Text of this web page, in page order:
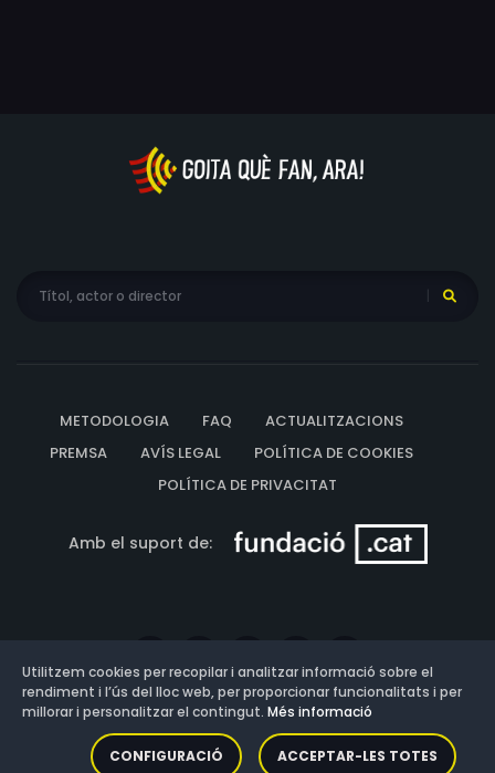
METODOLOGIA FAQ
ACTUALITZACIONS
PREMSA
AVÍS LEGAL
POLÍTICA DE COOKIES
POLÍTICA DE PRIVACITAT
Amb el suport de:
Versió: 3.13.0.202607011342
Utilitzem cookies per recopilar i analitzar informació sobre el
rendiment i l’ús del lloc web, per proporcionar funcionalitats i per
millorar i personalitzar el contingut. Més informació
CONFIGURACIÓ ACCEPTAR-LES TOTES